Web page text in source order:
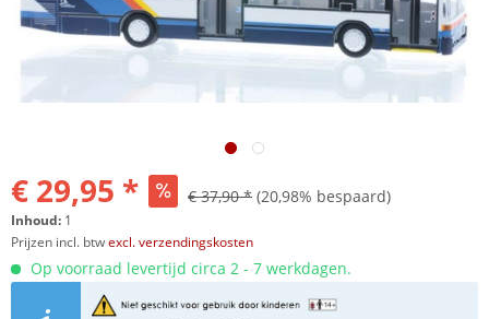
€ 29,95 * € 37,90 * (20,98% bespaard)
Inhoud: 1
Prijzen incl. btwexcl. verzendingskosten
Op voorraad levertijd circa 2 - 7 werkdagen.